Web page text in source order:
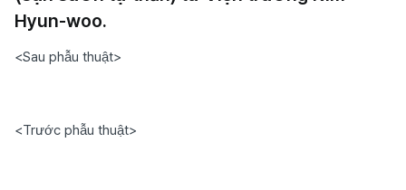
Hyun-woo.
<Sau phẫu thuật>
<Trước phẫu thuật>